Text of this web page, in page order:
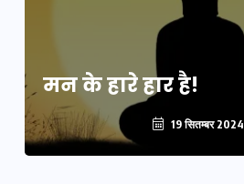
मन के हारे हार है!
19 सितम्बर 2024